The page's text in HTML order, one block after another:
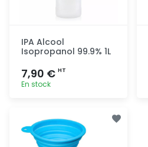
IPA Alcool
Isopropanol 99.9% 1L
7,90 € HT
En stock
rapide